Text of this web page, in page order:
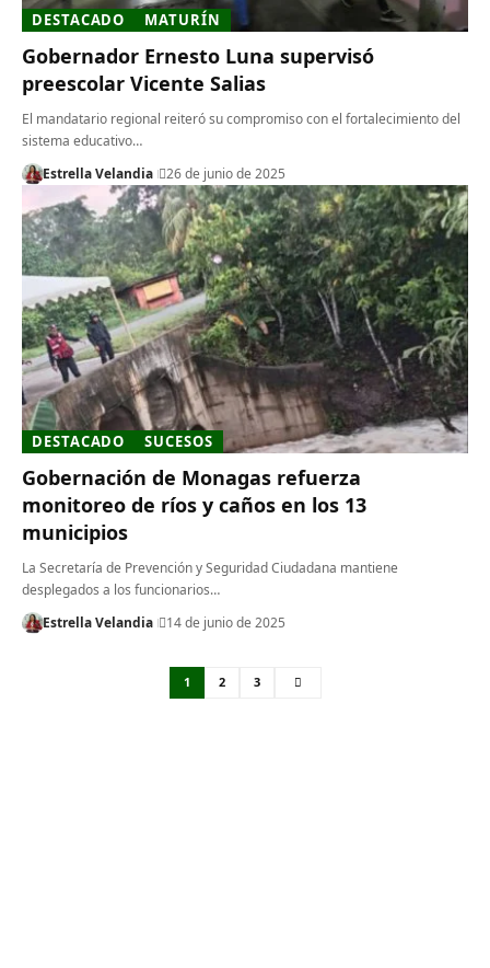
DESTACADO MATURÍN
Gobernador Ernesto Luna supervisó
preescolar Vicente Salias
El mandatario regional reiteró su compromiso con el fortalecimiento del
sistema educativo…
Estrella Velandia
26 de junio de 2025
DESTACADO SUCESOS
Gobernación de Monagas refuerza
monitoreo de ríos y caños en los 13
municipios
La Secretaría de Prevención y Seguridad Ciudadana mantiene
desplegados a los funcionarios…
Estrella Velandia
14 de junio de 2025
1 2 3